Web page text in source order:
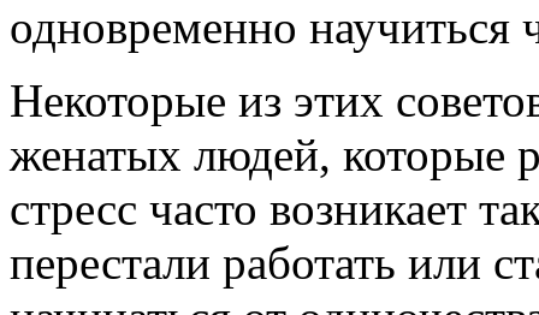
одновременно научиться
Некоторые из этих
женатых людей, которые
стресс часто возникает
перестали работать или